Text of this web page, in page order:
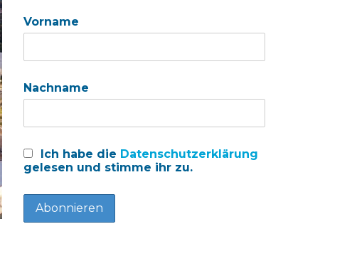
Vorname
Nachname
Ich habe die Datenschutzerklärung
gelesen und stimme ihr zu.